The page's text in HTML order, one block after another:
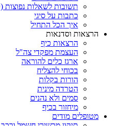
תשובות לשאלות נפוצות (FAQ)
כתבות על סיגי
איך הכל התחיל
הרצאות וסדנאות
הרצאות כיף
העצמת מפקדי צה"ל
ארגז כלים להוראה
בכוחי להצליח
הורות בקלות
הטרדה מינית
סמים ולא נהנים
מיחזור בכיף
מטופלים מודים